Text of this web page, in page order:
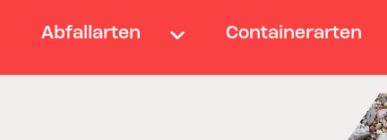
Abfallarten Containerarten